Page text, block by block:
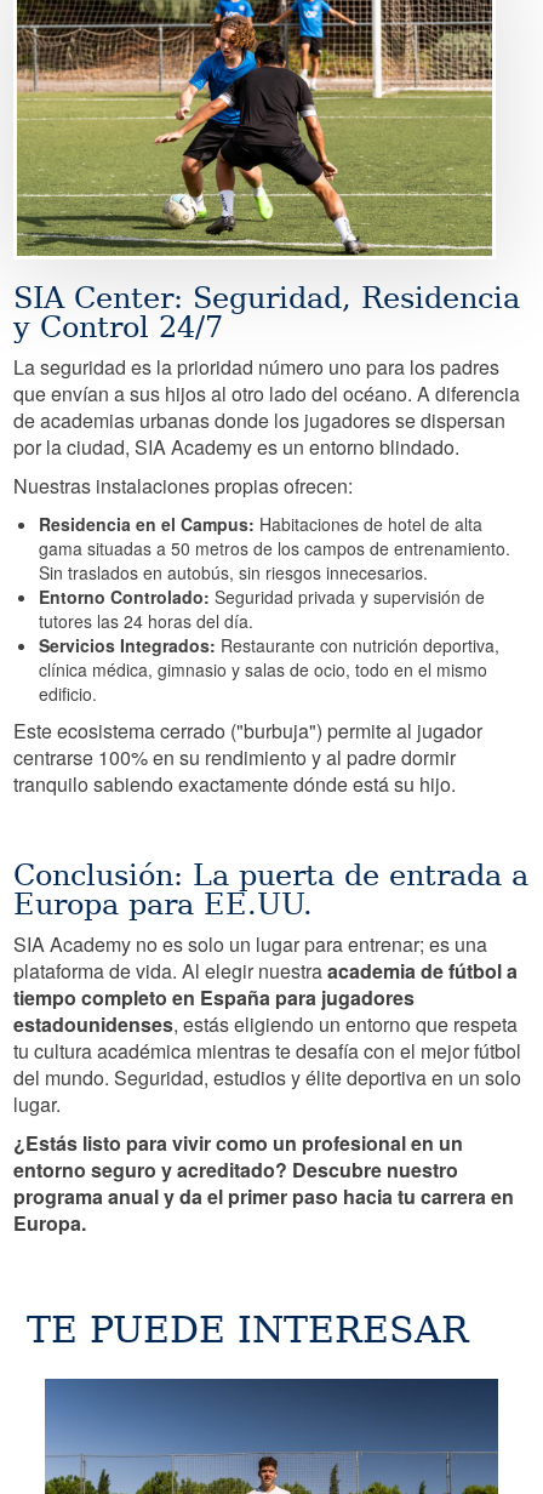
SIA Center: Seguridad, Residencia
y Control 24/7
La seguridad es la prioridad número uno para los padres
que envían a sus hijos al otro lado del océano. A diferencia
de academias urbanas donde los jugadores se dispersan
por la ciudad, SIA Academy es un entorno blindado.
Nuestras instalaciones propias ofrecen:
Residencia en el Campus: Habitaciones de hotel de alta
gama situadas a 50 metros de los campos de entrenamiento.
Sin traslados en autobús, sin riesgos innecesarios.
Entorno Controlado: Seguridad privada y supervisión de
tutores las 24 horas del día.
Servicios Integrados: Restaurante con nutrición deportiva,
clínica médica, gimnasio y salas de ocio, todo en el mismo
edificio.
Este ecosistema cerrado ("burbuja") permite al jugador
centrarse 100% en su rendimiento y al padre dormir
tranquilo sabiendo exactamente dónde está su hijo.
Conclusión: La puerta de entrada a
Europa para EE.UU.
SIA Academy no es solo un lugar para entrenar; es una
plataforma de vida. Al elegir nuestraacademia de fútbol a
tiempo completo en España para jugadores
estadounidenses, estás eligiendo un entorno que respeta
tu cultura académica mientras te desafía con el mejor fútbol
del mundo. Seguridad, estudios y élite deportiva en un solo
lugar.
¿Estás listo para vivir como un profesional en un
entorno seguro y acreditado? Descubre nuestro
programa anual y da el primer paso hacia tu carrera en
Europa.
TE PUEDE INTERESAR